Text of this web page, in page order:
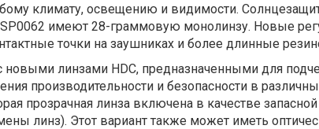
климату, освещению и видимости.
имеют 28-граммовую монолинзу. Новые
точки на заушниках и более длинные
линзами HDC, предназначенными для
производительности и безопасности в
прозрачная линза включена в качестве
линз). Этот вариант также может иметь